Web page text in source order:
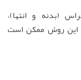
(بدنه و انتها)،
این روش ممکن است